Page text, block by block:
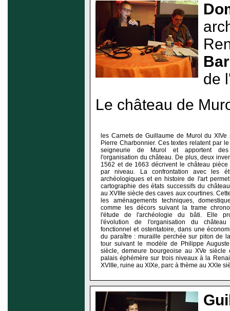
de
Le château de
les Carnets de Guillaume de Murol du XIVe
Pierre Charbonnier. Ces textes relatent par
seigneurie de Murol et apportent
l'organisation du château. De plus, deux
1562 et de 1663 décrivent le château
par niveau. La confrontation avec les
archéologiques et en histoire de l'art
cartographie des états successifs du
au XVIIIe siècle des caves aux courtines.
les aménagements techniques,
comme les décors suivant la trame
l'étude de l'archéologie du bâti. Elle
l'évolution de l'organisation du
fonctionnel et ostentatoire, dans une
du paraître : muraille perchée sur piton de
tour suivant le modèle de Philippe
siècle, demeure bourgeoise au XVe siècle
palais éphémère sur trois niveaux à la
XVIIIe, ruine au XIXe, parc à thème au XXIe